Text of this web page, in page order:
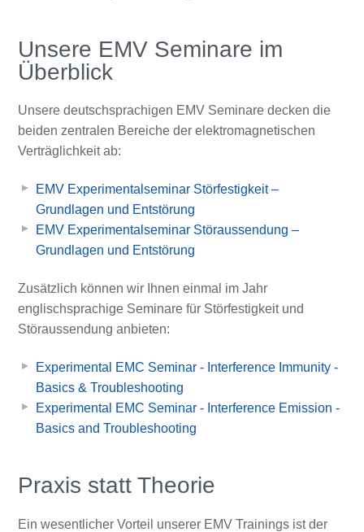
Unsere EMV Seminare im
Überblick
Unsere deutschsprachigen EMV Seminare decken die
beiden zentralen Bereiche der elektromagnetischen
Verträglichkeit ab:
EMV Experimentalseminar Störfestigkeit –
Grundlagen und Entstörung
EMV Experimentalseminar Störaussendung –
Grundlagen und Entstörung
Zusätzlich können wir Ihnen einmal im Jahr
englischsprachige Seminare für Störfestigkeit und
Störaussendung anbieten:
Experimental EMC Seminar - Interference Immunity -
Basics & Troubleshooting
Experimental EMC Seminar - Interference Emission -
Basics and Troubleshooting
Praxis statt Theorie
Ein wesentlicher Vorteil unserer EMV Trainings ist der